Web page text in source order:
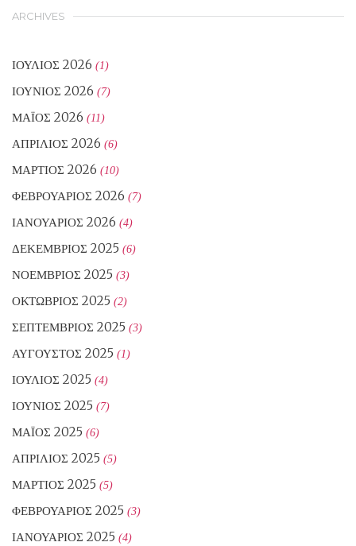
ARCHIVES
ΙΟΎΛΙΟΣ 2026 (1)
ΙΟΎΝΙΟΣ 2026 (7)
ΜΆΙΟΣ 2026 (11)
ΑΠΡΊΛΙΟΣ 2026 (6)
ΜΆΡΤΙΟΣ 2026 (10)
ΦΕΒΡΟΥΆΡΙΟΣ 2026 (7)
ΙΑΝΟΥΆΡΙΟΣ 2026 (4)
ΔΕΚΈΜΒΡΙΟΣ 2025 (6)
ΝΟΈΜΒΡΙΟΣ 2025 (3)
ΟΚΤΏΒΡΙΟΣ 2025 (2)
ΣΕΠΤΈΜΒΡΙΟΣ 2025 (3)
ΑΎΓΟΥΣΤΟΣ 2025 (1)
ΙΟΎΛΙΟΣ 2025 (4)
ΙΟΎΝΙΟΣ 2025 (7)
ΜΆΙΟΣ 2025 (6)
ΑΠΡΊΛΙΟΣ 2025 (5)
ΜΆΡΤΙΟΣ 2025 (5)
ΦΕΒΡΟΥΆΡΙΟΣ 2025 (3)
ΙΑΝΟΥΆΡΙΟΣ 2025 (4)